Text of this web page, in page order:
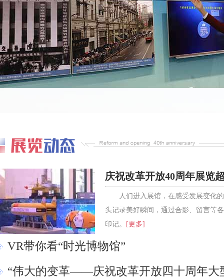
庆祝改革开放40周年展览
人们进入展馆，在感受发展变化
头记录美好瞬间，通过合影、留言等
印记。
[更多]
VR带你看“时光博物馆”
“伟大的变革——庆祝改革开放四十周年大